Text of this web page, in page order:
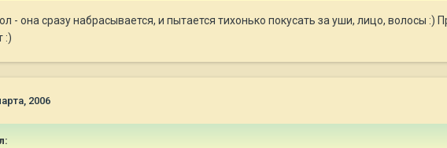
- она сразу набрасывается, и пытается тихонько покусать за уши, лицо, волосы :)
:)
2006